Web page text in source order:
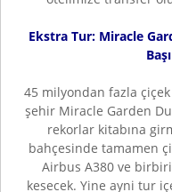
Ekstra Tur: Miracle
45 milyondan fazla
şehir Miracle Garden
rekorlar kitabına
bahçesinde tamamen
Airbus A380 ve
kesecek. Yine ayni tur